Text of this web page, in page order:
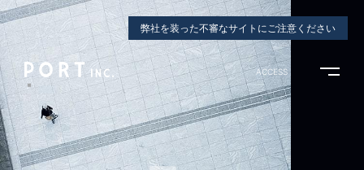
弊社を装った不審なサイトにご注意ください
ACCESS